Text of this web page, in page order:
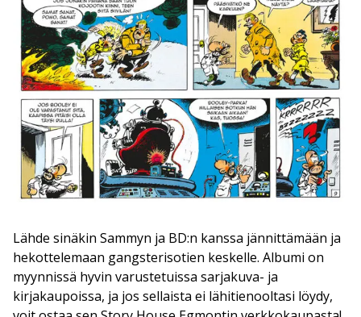
Lähde sinäkin Sammyn ja BD:n kanssa jännittämään ja
hekottelemaan gangsterisotien keskelle. Albumi on
myynnissä hyvin varustetuissa sarjakuva- ja
kirjakaupoissa, ja jos sellaista ei lähitienooltasi löydy,